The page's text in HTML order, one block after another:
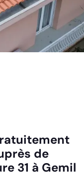
de
31 à Gemil